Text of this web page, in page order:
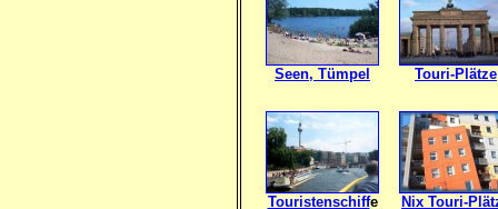
Seen, Tümpel
Touristenschiffe
Touri-Plätze
Nix Touri-